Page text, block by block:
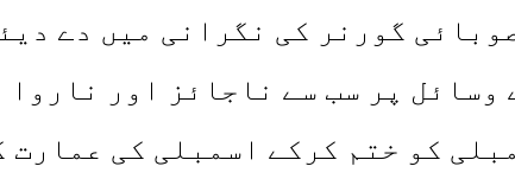
گورنر کی نگرانی میں دے
وسائل پر سب سے ناجائز اور
کو ختم کرکے اسمبلی کی